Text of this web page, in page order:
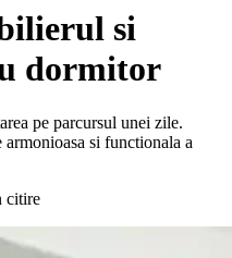
si
dormitor
pe parcursul unei zile.
armonioasa si functionala a
citire